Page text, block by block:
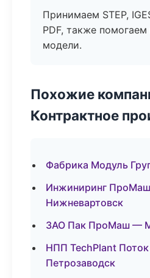
Принимаем STEP,
PDF, также помогаем
модели.
Похожие
Контрактное
Фабрика Модуль
Инжиниринг
Нижневартовск
ЗАО Пак ПроМаш —
НПП TechPlant
Петрозаводск